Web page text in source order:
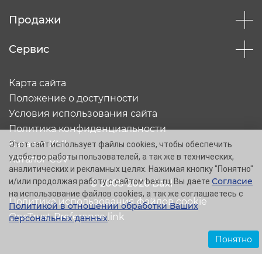
Продажи
Сервис
© 2005-2026 Baxi
Карта сайта
Положение о доступности
Условия использования сайта
Политика конфиденциальности
Каталог XML
Каталог CSV
Политика использования файлов cookie
OneTrust Preference link
Этот сайт использует файлы cookies, чтобы обеспечить
удобство работы пользователей, а так же в технических,
аналитических и рекламных целях. Нажимая кнопку "Понятно"
и/или продолжая работу с сайтом baxi.ru, Вы даете Согласие
на использование файлов cookies, а так же соглашаетесь с
Политикой в отношении обработки Ваших
персональных данных.
Понятно